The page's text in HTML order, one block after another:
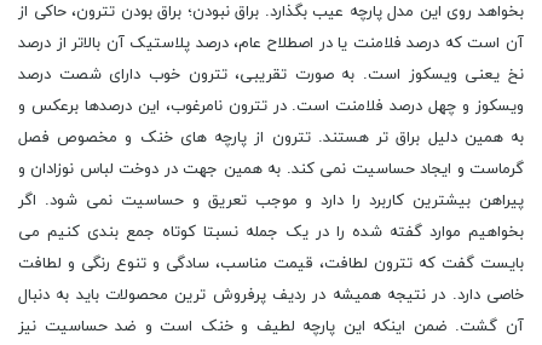
بخواهد روی این مدل پارچه عیب بگذارد. براق نبودن؛ براق بودن تترون، حاکی از
آن است که درصد فلامنت یا در اصطلاح عام، درصد پلاستیک آن بالاتر از درصد
نخ یعنی ویسکوز است. به صورت تقریبی، تترون خوب دارای شصت درصد
ویسکوز و چهل درصد فلامنت است. در تترون نامرغوب، این درصدها برعکس و
به همین دلیل براق تر هستند. تترون از پارچه های خنک و مخصوص فصل
گرماست و ایجاد حساسیت نمی کند. به همین جهت در دوخت لباس نوزادان و
پیراهن بیشترین کاربرد را دارد و موجب تعریق و حساسیت نمی شود. اگر
بخواهیم موارد گفته شده را در یک جمله نسبتا کوتاه جمع بندی کنیم می
بایست گفت که تترون لطافت، قیمت مناسب، سادگی و تنوع رنگی و لطافت
خاصی دارد. در نتیجه همیشه در ردیف پرفروش ترین محصولات باید به دنبال
آن گشت. ضمن اینکه این پارچه لطیف و خنک است و ضد حساسیت نیز